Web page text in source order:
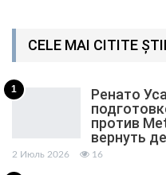
CELE MAI CITITE
1
Ренато
против
вернуть
2 Июль 2026 16